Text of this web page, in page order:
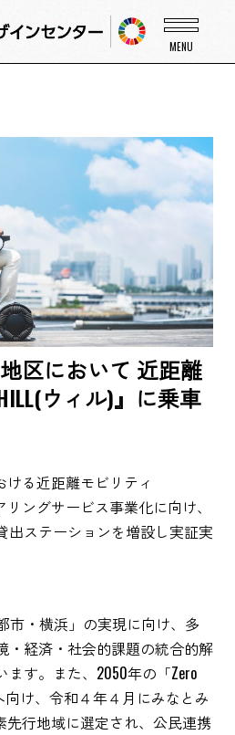
区において 近距離
ウィル)』に乗車
ける近距離モビリティ
リングサービス事業化に向け、
出ステーションを増設し実証実
市・横浜」の実現に向け、多
・経済・社会的課題の統合的解
す。また、2050年の「Zero
向け、令和４年４月にみなとみ
先行地域に選定され、公民連携